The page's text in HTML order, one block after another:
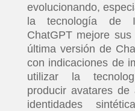
evolucionando,
la tecnología de
ChatGPT mejore
última versión de
con indicaciones de
utilizar la
producir avatares de
identidades